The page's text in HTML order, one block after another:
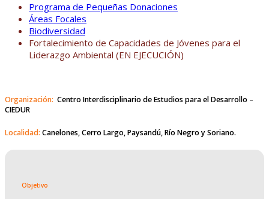
Programa de Pequeñas Donaciones
Áreas Focales
Biodiversidad
Fortalecimiento de Capacidades de Jóvenes para el
Liderazgo Ambiental (EN EJECUCIÓN)
Organización: Centro Interdisciplinario de Estudios para el Desarrollo –
CIEDUR
Localidad: Canelones, Cerro Largo, Paysandú, Río Negro y Soriano.
Objetivo